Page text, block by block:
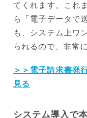
てくれます。これ
ら「電子データで
も、システム上ワ
られるので、非常
＞＞電子請求書発
見る
システム導入で